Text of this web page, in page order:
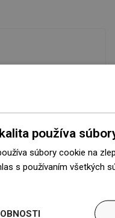
v
na
používa
súbory cookie na
s používaním všetkých